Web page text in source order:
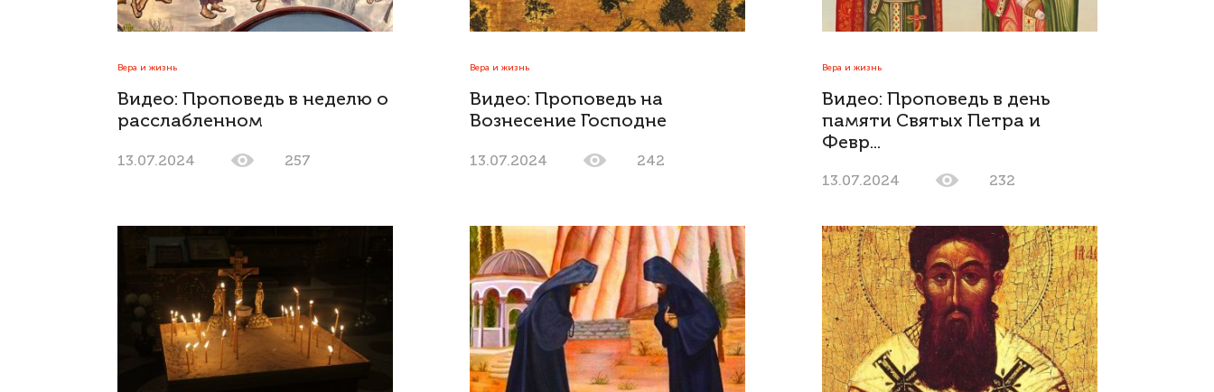
Вера и жизнь
Видео: Проповедь в неделю о
расслабленном
13.07.2024 257
Вера и жизнь
Видео: Проповедь на
Вознесение Господне
13.07.2024 242
Вера и жизнь
Видео: Проповедь в день
памяти Святых Петра и
Февр...
13.07.2024 232